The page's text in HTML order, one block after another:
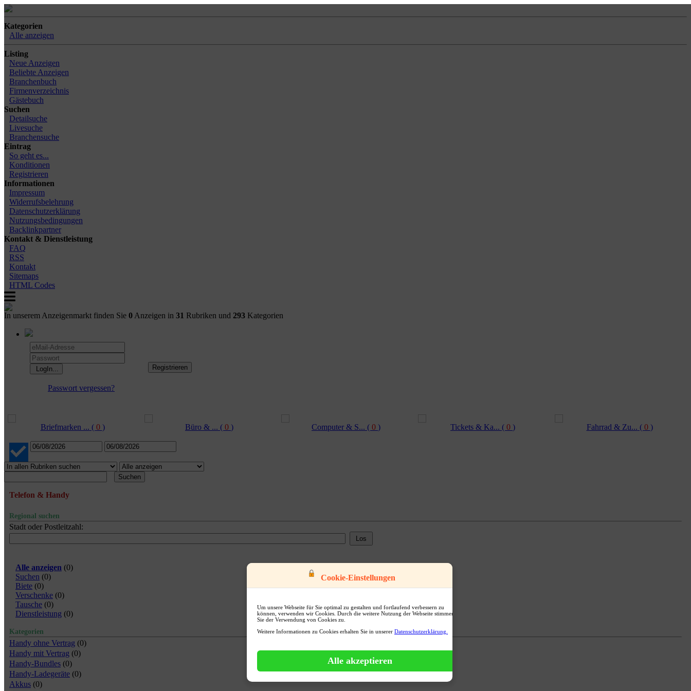
Cookie-Einstellungen
Um unsere Webseite für Sie optimal zu gestalten und fortlaufend verbessern zu
können, verwenden wir Cookies. Durch die weitere Nutzung der Webseite stimmen
Sie der Verwendung von Cookies zu.
Weitere Informationen zu Cookies erhalten Sie in unserer Datenschutzerklärung.
Alle akzeptieren
Kategorien
Alle anzeigen
Listing
Neue Anzeigen
Beliebte Anzeigen
Branchenbuch
Firmenverzeichnis
Gästebuch
Suchen
Detailsuche
Livesuche
Branchensuche
Eintrag
So geht es...
Konditionen
Registrieren
Informationen
Impressum
Widerrufsbelehrung
Datenschutzerklärung
Nutzungsbedingungen
Backlinkpartner
Kontakt & Dienstleistung
FAQ
RSS
Kontakt
Sitemaps
HTML Codes
In unserem Anzeigenmarkt finden Sie 0 Anzeigen in 31 Rubriken und 293 Kategorien
Passwort vergessen?
Briefmarken ... ( 0 ) Büro & ... ( 0 ) Computer & S... ( 0 ) Tickets & Ka... ( 0 ) Fahrrad & Zu... ( 0 )
Suchen
Telefon & Handy
Regional suchen
Stadt oder Postleitzahl:
Alle anzeigen (0)
Suchen (0)
Biete (0)
Verschenke (0)
Tausche (0)
Dienstleistung (0)
Kategorien
Handy ohne Vertrag (0)
Handy mit Vertrag (0)
Handy-Bundles (0)
Handy-Ladegeräte (0)
Akkus (0)